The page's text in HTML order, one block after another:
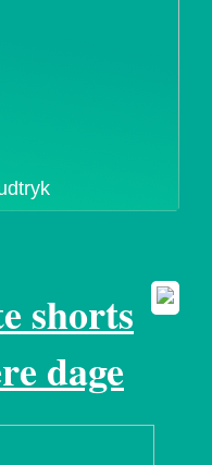
shorts
dage